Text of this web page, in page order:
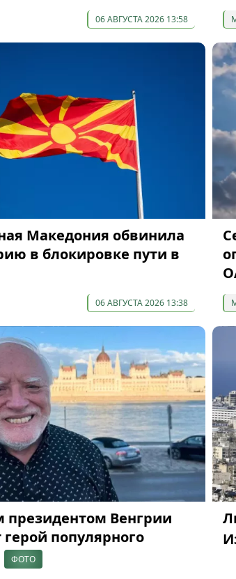
06 АВГУСТА 2026 13:58
Македония обвинила
в блокировке пути в
06 АВГУСТА 2026 13:38
Венгрии
герой популярного
ФОТО